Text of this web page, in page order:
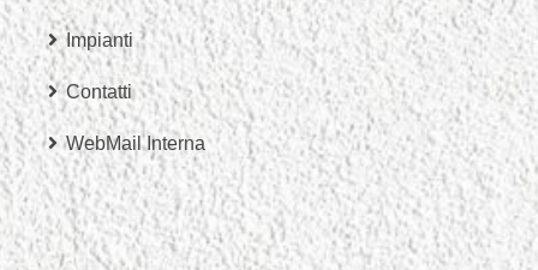
Impianti
Contatti
WebMail Interna